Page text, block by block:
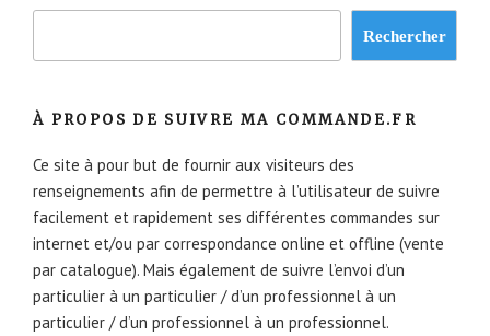
Rechercher
À PROPOS DE SUIVRE MA COMMANDE.FR
Ce site à pour but de fournir aux visiteurs des
renseignements afin de permettre à l’utilisateur de suivre
facilement et rapidement ses différentes commandes sur
internet et/ou par correspondance online et offline (vente
par catalogue). Mais également de suivre l’envoi d’un
particulier à un particulier / d’un professionnel à un
particulier / d’un professionnel à un professionnel.